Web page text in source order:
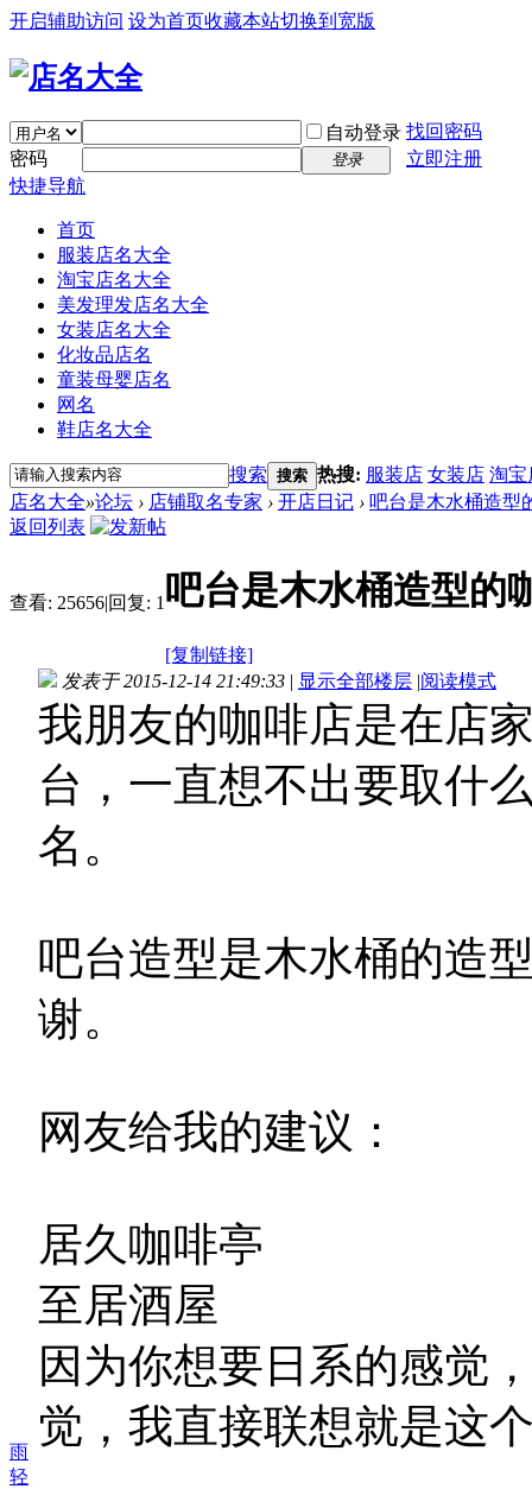
开启辅助访问 设为首页收藏本站切换到宽版
自动登录 找回密码
密码
登录
立即注册
快捷导航
首页
服装店名大全
淘宝店名大全
美发理发店名大全
女装店名大全
化妆品店名
童装母婴店名
网名
鞋店名大全
搜索 搜索 热搜: 服装店 女装店 淘宝
店名大全»论坛 › 店铺取名专家 › 开店日记 › 吧台是木水桶造型
返回列表
查看: 25656|回复: 1 吧台是木水桶造型的
[复制链接]
雨
轻
发表于 2015-12-14 21:49:33 | 显示全部楼层 |阅读模式
我朋友的咖啡店是在店
台，一直想不出要取什
名。
吧台造型是木水桶的造
谢。
网友给我的建议：
居久咖啡亭
至居酒屋
因为你想要日系的感觉
觉，我直接联想就是这